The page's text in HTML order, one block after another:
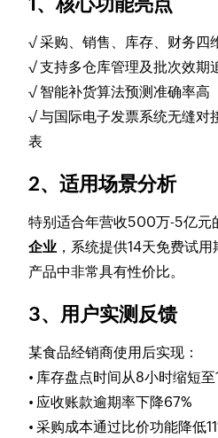
√ 采购、销售、库存、财务四
√ 支持多仓库管理及批次效期
√ 智能补货算法预测准确率高
√ 与国际电子发票系统无缝对
表
2、适用场景分析
特别适合年营收500万-5亿元
企业 ，系统提供14天免费试
产品中非常具有性价比。
3、用户实测反馈
某食品经销商使用后实现：
• 库存盘点时间从8小时缩短
• 应收账款逾期率下降67%
• 采购成本通过比价功能降低